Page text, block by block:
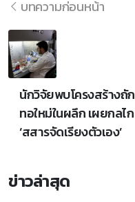
บทความก่อนหน้า
นักวิจัยพบโครงสร้างถัก
ทอใหม่ในผลึก เผยกลไก
‘สสารจัดเรียงตัวเอง’
ข่าวล่าสุด